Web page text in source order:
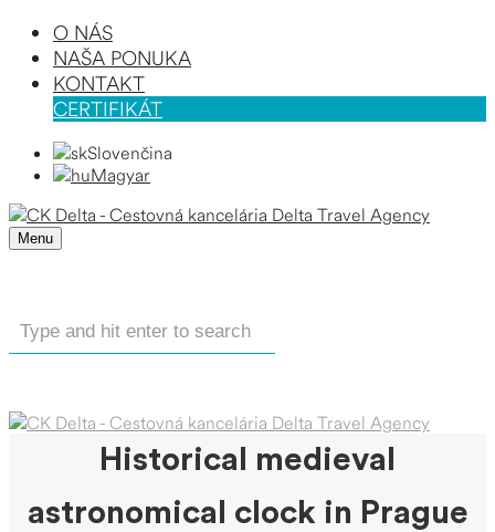
O NÁS
NAŠA PONUKA
KONTAKT
CERTIFIKÁT
Slovenčina
Magyar
Menu
Historical medieval
astronomical clock in Prague